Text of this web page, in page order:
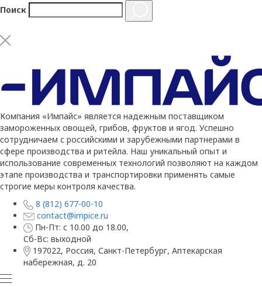
Поиск
Компания «Импайс» является надежным поставщиком
замороженных овощей, грибов, фруктов и ягод. Успешно
сотрудничаем с российскими и зарубежными партнерами в
сфере производства и ритейла. Наш уникальный опыт и
использование современных технологий позволяют на каждом
этапе производства и транспортировки применять самые
строгие меры контроля качества.
8 (812) 677-00-10
contact@impice.ru
Пн-Пт: с 10.00 до 18.00,
Сб-Вс: выходной
197022, Россия, Санкт-Петербург, Аптекарская
набережная, д. 20